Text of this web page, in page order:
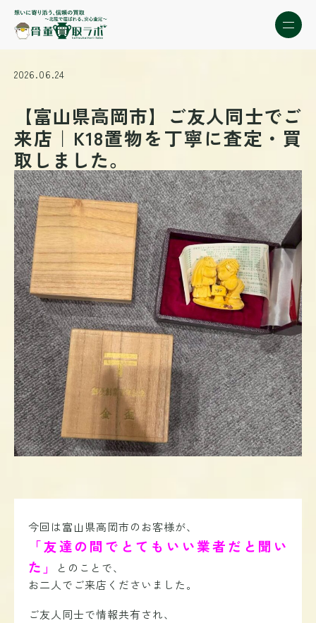
2026.06.24
【富山県高岡市】ご友人同士でご
来店｜K18置物を丁寧に査定・買
取しました。
今回は富山県高岡市のお客様が、
「友達の間でとてもいい業者だと聞い
た」
とのことで、
お二人でご来店くださいました。
ご友人同士で情報共有され、